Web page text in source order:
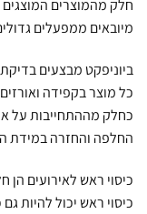
חלק מהמוצרים המוצגים
מיובאים ממפעלים
ביוניפקט מבצעים
כל מוצר בקפידה
כחלק מההתחייבות על
החלפה והחזרה במידת
כיסוי ראש לאירועים
כיסוי ראש יכול להיות